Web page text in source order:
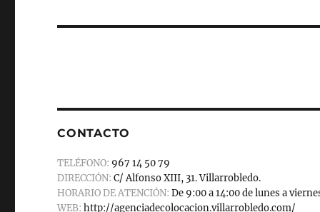
CONTACTO
TELÉFONO: 967 14 50 79
DIRECCIÓN: C/ Alfonso XIII, 31. Villarrobledo.
HORARIO DE ATENCIÓN: De 9:00 a 14:00 de lunes a
WEB: http://agenciadecolocacion.villarrobledo.com/